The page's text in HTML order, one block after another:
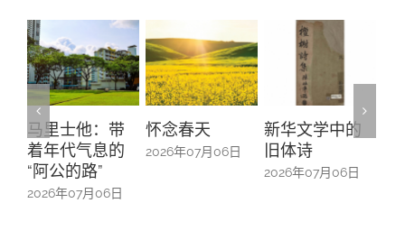
：带
息的
06日
怀念春天
2026年07月06日
新华文学中的
旧体诗
2026年07月06日
螺钿留芳：碧
山亭贺仪镜框
中的百业记忆